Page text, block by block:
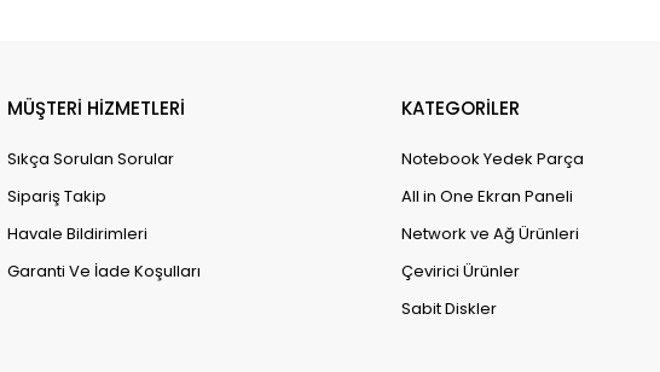
MÜŞTERİ HİZMETLERİ
Sıkça Sorulan Sorular
Sipariş Takip
Havale Bildirimleri
Garanti Ve İade Koşulları
KATEGORİLER
Notebook Yedek Parça
All in One Ekran Paneli
Network ve Ağ Ürünleri
Çevirici Ürünler
Sabit Diskler